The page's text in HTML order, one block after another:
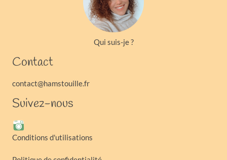
Qui suis-je ?
Contact
contact@hamstouille.fr
Suivez-nous
Conditions d'utilisations